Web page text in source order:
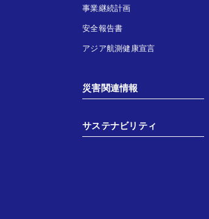
事業継続計画
安全報告書
アジア航測健康宣言
災害関連情報
サステナビリティ